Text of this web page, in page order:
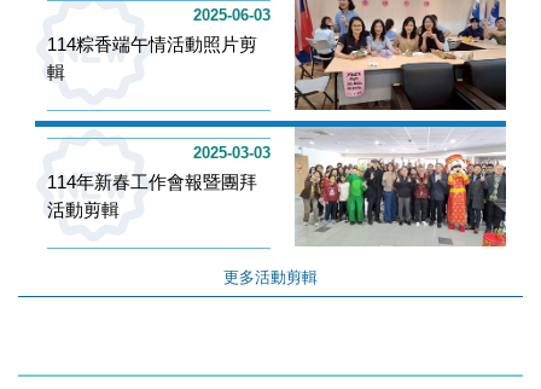
2025-06-03
114粽香端午情活動照片剪
輯
2025-03-03
114年新春工作會報暨團拜
活動剪輯
更多活動剪輯